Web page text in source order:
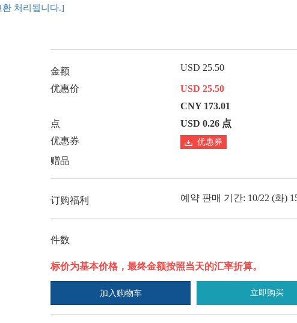
처리됩니다.]
金额 USD 25.50
优惠价
USD 25.50
CNY 173.01
点
USD 0.26 点
优惠券
优惠券
赠品
订购福利 예약 판매 기간: 10/22 (화)
件数
标价为基本价格，最终金额按照当天的汇率折算。
加入购物车 立即购买